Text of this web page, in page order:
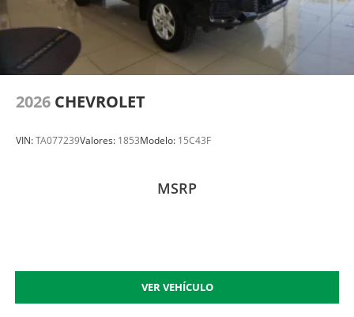
2026 CHEVROLET
VIN:TA077239Valores: 1853Modelo: 15C43F
MSRP
VER VEHÍCULO